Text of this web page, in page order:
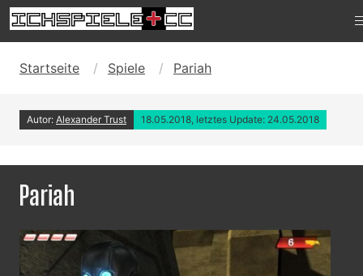
Startseite Spiele Pariah
Autor: Alexander Trust 18.05.2018, letztes Update: 24.05.2018
Pariah